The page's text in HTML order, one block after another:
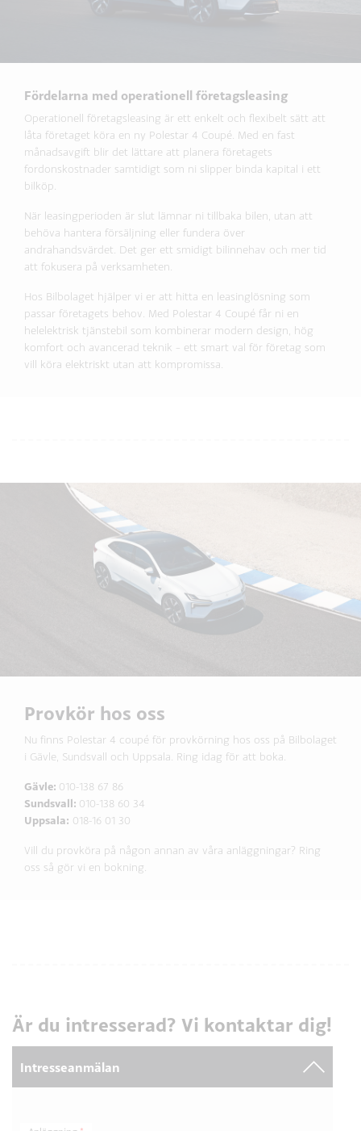
Fördelarna med operationell företagsleasing
Operationell företagsleasing är ett enkelt och flexibelt sätt att
låta företaget köra en ny Polestar 4 Coupé. Med en fast
månadsavgift blir det lättare att planera företagets
fordonskostnader samtidigt som ni slipper binda kapital i ett
bilköp.
När leasingperioden är slut lämnar ni tillbaka bilen, utan att
behöva hantera försäljning eller fundera över
andrahandsvärdet. Det ger ett smidigt bilinnehav och mer tid
att fokusera på verksamheten.
Hos Bilbolaget hjälper vi er att hitta en leasinglösning som
passar företagets behov. Med Polestar 4 Coupé får ni en
helelektrisk tjänstebil som kombinerar modern design, hög
komfort och avancerad teknik – ett smart val för företag som
vill köra elektriskt utan att kompromissa.
Provkör hos oss
Nu finns Polestar 4 coupé för provkörning hos oss på Bilbolaget
i Gävle, Sundsvall och Uppsala. Ring idag för att boka.
Gävle: 010-138 67 86
Sundsvall: 010-138 60 34
Uppsala: 018-16 01 30
Vill du provköra på någon annan av våra anläggningar? Ring
oss så gör vi en bokning.
Är du intresserad? Vi kontaktar dig!
Intresseanmälan